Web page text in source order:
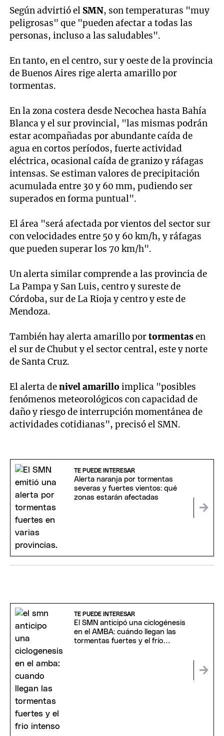
Según advirtió el SMN, son temperaturas "muy
peligrosas" que "pueden afectar a todas las
personas, incluso a las saludables".
En tanto, en el centro, sur y oeste de la provincia
de Buenos Aires rige alerta amarillo por
tormentas.
En la zona costera desde Necochea hasta Bahía
Blanca y el sur provincial, "las mismas podrán
estar acompañadas por abundante caída de
agua en cortos períodos, fuerte actividad
eléctrica, ocasional caída de granizo y ráfagas
intensas. Se estiman valores de precipitación
acumulada entre 30 y 60 mm, pudiendo ser
superados en forma puntual".
El área "será afectada por vientos del sector sur
con velocidades entre 50 y 60 km/h, y ráfagas
que pueden superar los 70 km/h".
Un alerta similar comprende a las provincia de
La Pampa y San Luis, centro y sureste de
Córdoba, sur de La Rioja y centro y este de
Mendoza.
También hay alerta amarillo portormentasen
el sur de Chubut y el sector central, este y norte
de Santa Cruz.
El alerta denivel amarilloimplica "posibles
fenómenos meteorológicos con capacidad de
daño y riesgo de interrupción momentánea de
actividades cotidianas", precisó el SMN.
TE PUEDE INTERESAR
Alerta naranja por tormentas
severas y fuertes vientos: qué
zonas estarán afectadas
TE PUEDE INTERESAR
El SMN anticipó una ciclogénesis
en el AMBA: cuándo llegan las
tormentas fuertes y el frío